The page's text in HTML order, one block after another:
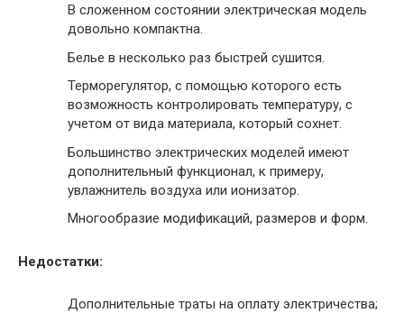
В сложенном состоянии электрическая модель
довольно компактна.
Белье в несколько раз быстрей сушится.
Терморегулятор, с помощью которого есть
возможность контролировать температуру, с
учетом от вида материала, который сохнет.
Большинство электрических моделей имеют
дополнительный функционал, к примеру,
увлажнитель воздуха или ионизатор.
Многообразие модификаций, размеров и форм.
Недостатки:
Дополнительные траты на оплату электричества;